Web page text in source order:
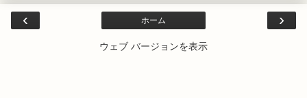
‹ ›
ホーム
ウェブ バージョンを表示